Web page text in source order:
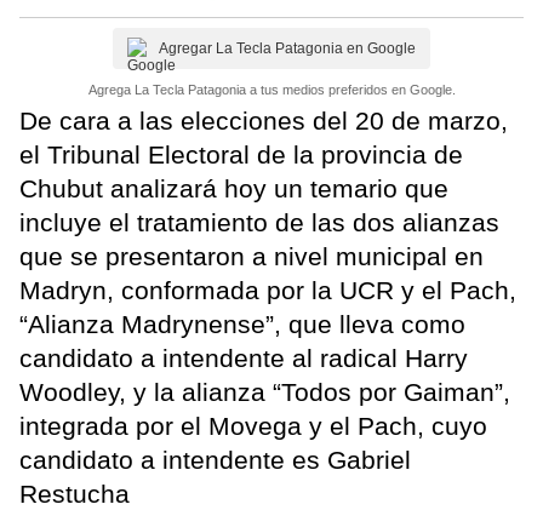
Agregar La Tecla Patagonia en Google
Agrega La Tecla Patagonia a tus medios preferidos en Google.
De cara a las elecciones del 20 de marzo,
el Tribunal Electoral de la provincia de
Chubut analizará hoy un temario que
incluye el tratamiento de las dos alianzas
que se presentaron a nivel municipal en
Madryn, conformada por la UCR y el Pach,
“Alianza Madrynense”, que lleva como
candidato a intendente al radical Harry
Woodley, y la alianza “Todos por Gaiman”,
integrada por el Movega y el Pach, cuyo
candidato a intendente es Gabriel
Restucha